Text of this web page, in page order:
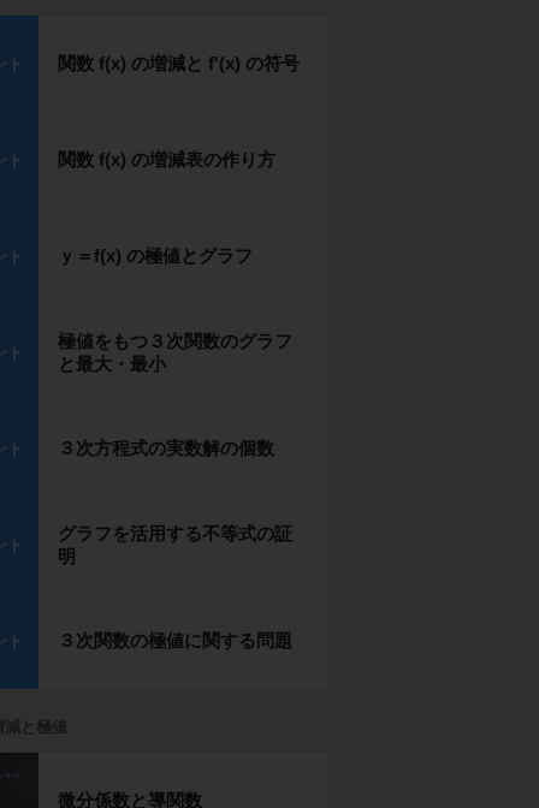
ト 関数 f(x) の増減と f'(x) の符号
ト 関数 f(x) の増減表の作り方
ト ｙ＝f(x) の極値とグラフ
ト
極値をもつ３次関数のグラフ
と最大・最小
ト ３次方程式の実数解の個数
ト
グラフを活用する不等式の証
明
ト ３次関数の極値に関する問題
と極値
微分係数と導関数